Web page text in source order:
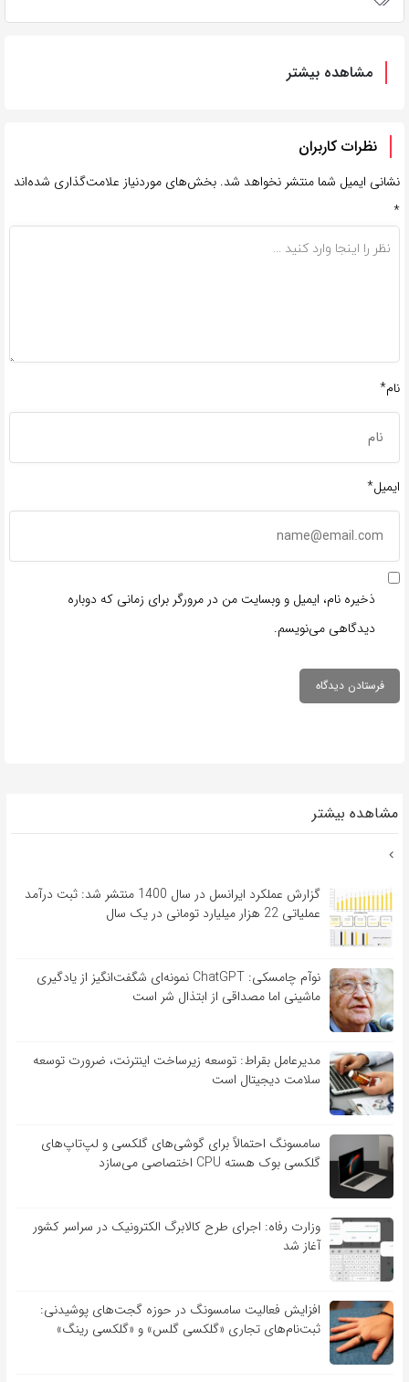
مشاهده بیشتر
نظرات کاربران
نشانی ایمیل شما منتشر نخواهد شد. بخش‌های موردنیاز علامت‌گذاری شده‌اند
*
نام*
ایمیل*
ذخیره نام، ایمیل و وبسایت من در مرورگر برای زمانی که دوباره
دیدگاهی می‌نویسم.
مشاهده بیشتر
گزارش عملکرد ایرانسل در سال 1400 منتشر شد: ثبت درآمد
عملیاتی 22 هزار میلیارد تومانی در یک سال
نوآم چامسکی: ChatGPT نمونه‌ای شگفت‌انگیز از یادگیری
ماشینی اما مصداقی از ابتذال شر است
مدیرعامل بقراط: توسعه زیرساخت اینترنت، ضرورت توسعه
سلامت دیجیتال است
سامسونگ احتمالاً برای گوشی‌های گلکسی و لپ‌تاپ‌های
گلکسی بوک هسته CPU اختصاصی می‌سازد
وزارت رفاه: اجرای طرح کالابرگ الکترونیک در سراسر کشور
آغاز شد
افزایش فعالیت سامسونگ در حوزه گجت‌های پوشیدنی:
ثبت‌نام‌های تجاری «گلکسی گلس» و «گلکسی رینگ»